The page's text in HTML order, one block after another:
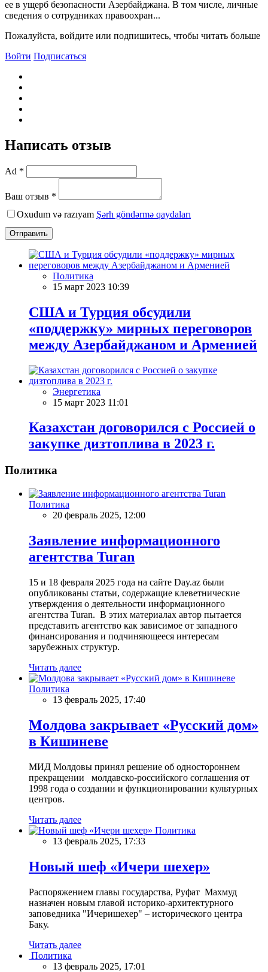
ее в ущерб безопасности Азербайджана. В том числе, личные
сведения о сотрудниках правоохран...
Пожалуйста, войдите или подпишитесь, чтобы читать больше
Войти Подписаться
Написать отзыв
Ad *
Ваш отзыв *
Oxudum və razıyam Şərh göndərmə qaydaları
Отправить
Политика
15 март 2023 10:39
США и Турция обсудили
«поддержку» мирных переговоров
между Азербайджаном и Арменией
Энергетика
15 март 2023 11:01
Казахстан договорился с Россией о
закупке дизтоплива в 2023 г.
Политика
Политика
20 февраль 2025, 12:00
Заявление информационного
агентства Turan
15 и 18 февраля 2025 года на сайте Day.az были
опубликованы статьи, содержащие клеветнические
утверждения о деятельности информационного
агентства Turan. В этих материалах автор пытается
представить агентство как зависимое от западного
финансирования и подчиняющееся интересам
зарубежных структур.
Читать далее
Политика
13 февраль 2025, 17:40
Молдова закрывает «Русский дом»
в Кишиневе
МИД Молдовы принял решение об одностороннем
прекращении молдавско-российского соглашения от
1998 года о создании и функционировании культурных
центров.
Читать далее
Политика
13 февраль 2025, 17:33
Новый шеф «Ичери шехер»
Распоряжением главы государства, Руфат Махмуд
назначен новым главой историко-архитектурного
заповедника "Ичеришехер" – исторического центра
Баку.
Читать далее
Политика
13 февраль 2025, 17:01